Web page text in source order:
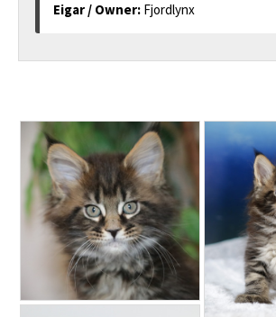
Eigar / Owner: Fjordlynx